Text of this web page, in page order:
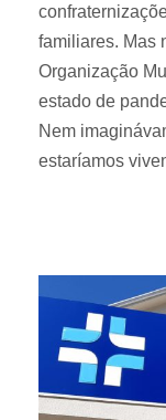
familiares. Mas
Organização
estado de
Nem
estaríamos